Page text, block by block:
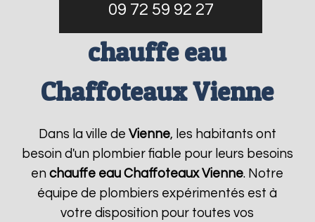
09 72 59 92 27
chauffe eau
Chaffoteaux Vienne
Dans la ville de Vienne, les habitants ont
besoin d'un plombier fiable pour leurs besoins
enchauffe eau Chaffoteaux Vienne. Notre
équipe de plombiers expérimentés est à
votre disposition pour toutes vos